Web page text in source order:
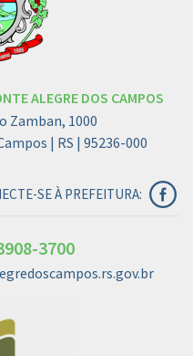
ALEGRE DOS CAMPOS
Zamban, 1000
| RS | 95236-000
SE À PREFEITURA:
3700